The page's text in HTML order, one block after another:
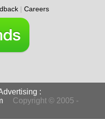
| Careers
:
Copyright © 2005 -